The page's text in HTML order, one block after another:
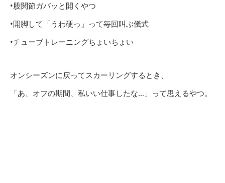
•股関節ガバッと開くやつ
•開脚して「うわ硬っ」って毎回叫ぶ儀式
•チューブトレーニングちょいちょい
オンシーズンに戻ってスカーリングするとき、
「あ、オフの期間、私いい仕事したな…」って思えるやつ。